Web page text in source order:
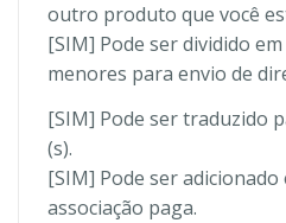
outro produto que você
[SIM] Pode ser dividido
menores para envio de
[SIM] Pode ser traduzido
(s).
[SIM] Pode ser adicionado
associação paga.